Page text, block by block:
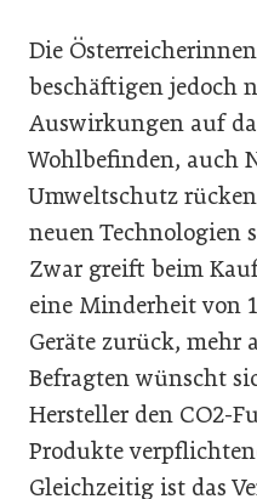
Die
beschäftigen jedoch
Auswirkungen auf
Wohlbefinden, auch
Umweltschutz
neuen Technologien
Zwar greift beim
eine Minderheit von
Geräte zurück, mehr
Befragten wünscht
Hersteller den CO2-
Produkte
Gleichzeitig ist das